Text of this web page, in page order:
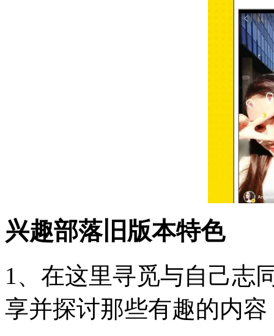
兴趣部落旧版本特色
1、在这里寻觅与自己志
享并探讨那些有趣的内容